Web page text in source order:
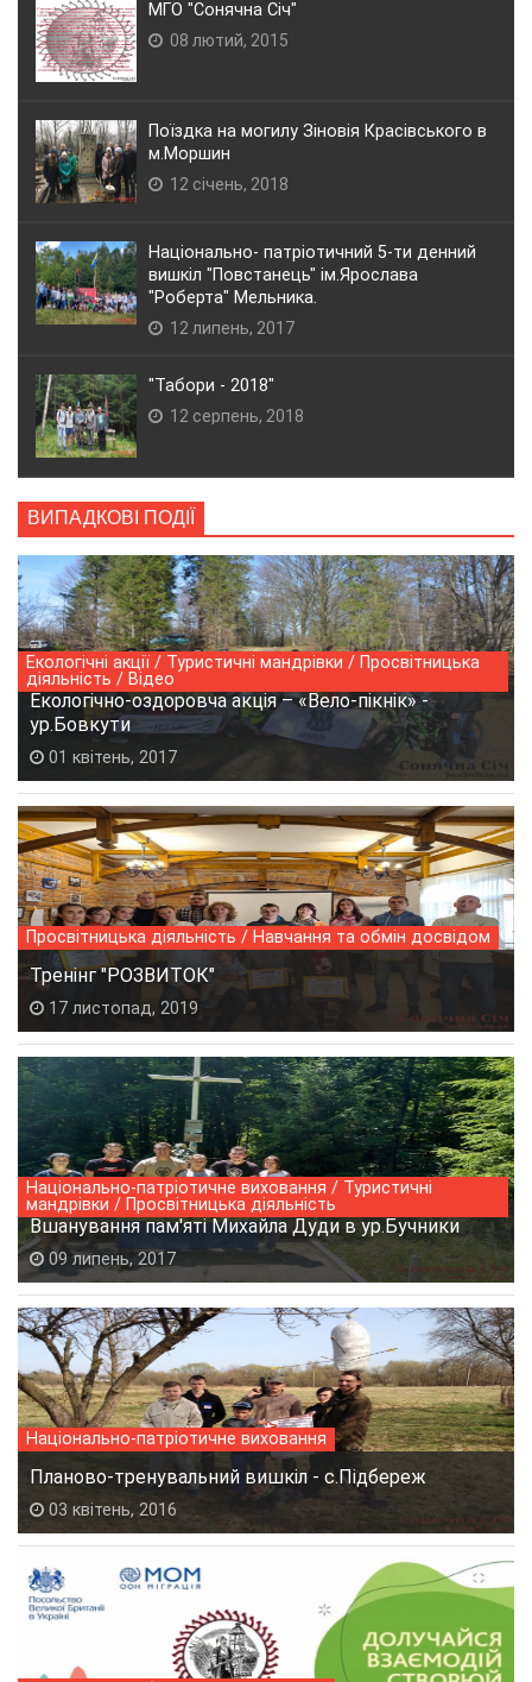
МГО "Сонячна Січ"
08 лютий, 2015
Поїздка на могилу Зіновія Красівського в
м.Моршин
12 січень, 2018
Національно- патріотичний 5-ти денний
вишкіл "Повстанець" ім.Ярослава
"Роберта" Мельника.
12 липень, 2017
"Табори - 2018"
12 серпень, 2018
ВИПАДКОВІ ПОДІЇ
Екологічні акції / Туристичні мандрівки / Просвітницька
діяльність / Відео
Екологічно-оздоровча акція – «Вело-пікнік» -
ур.Бовкути
01 квітень, 2017
Просвітницька діяльність / Навчання та обмін досвідом
Тренінг "РОЗВИТОК"
17 листопад, 2019
Національно-патріотичне виховання / Туристичні
мандрівки / Просвітницька діяльність
Вшанування пам'яті Михайла Дуди в ур.Бучники
09 липень, 2017
Національно-патріотичне виховання
Планово-тренувальний вишкіл - с.Підбереж
03 квітень, 2016